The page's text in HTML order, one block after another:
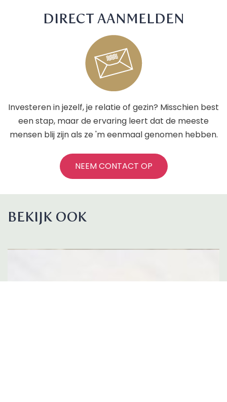
DIRECT AANMELDEN
Investeren in jezelf, je relatie of gezin? Misschien best
een stap, maar de ervaring leert dat de meeste
mensen blij zijn als ze 'm eenmaal genomen hebben.
NEEM CONTACT OP
BEKIJK OOK